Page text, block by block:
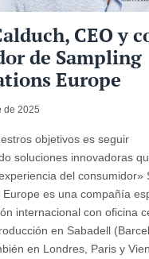
CEO y
de Sampling
Europe
de 2025
objetivos es seguir
soluciones innovadoras
del consumidor»
Europe es una compañía
internacional con oficina
en Sabadell
en Londres, Paris y